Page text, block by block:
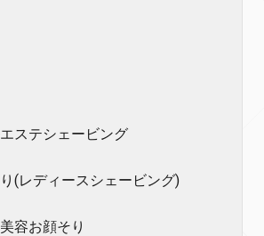
ステシェービング
(レディースシェービング)
容お顔そり